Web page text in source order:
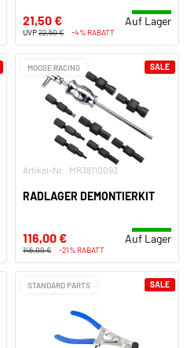
21,50 € Auf Lager
UVP22,50 € -4% RABATT
MOOSE RACING
Artikel-Nr.: MR38110093
RADLAGER DEMONTIERKIT
116,00 € Auf Lager
146,00 € -21% RABATT
SALE
STANDARD PARTS SALE